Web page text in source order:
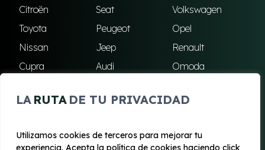
LA RUTA DE TU PRIVACIDAD
Utilizamos cookies de terceros para mejorar tu
experiencia. Acepta la política de cookies haciendo click
Citroën
Seat
Volkswagen
Toyota
Peugeot
Opel
Nissan
Jeep
Renault
Cupra
Audi
Omoda
Skoda
Ford Todas las marcas